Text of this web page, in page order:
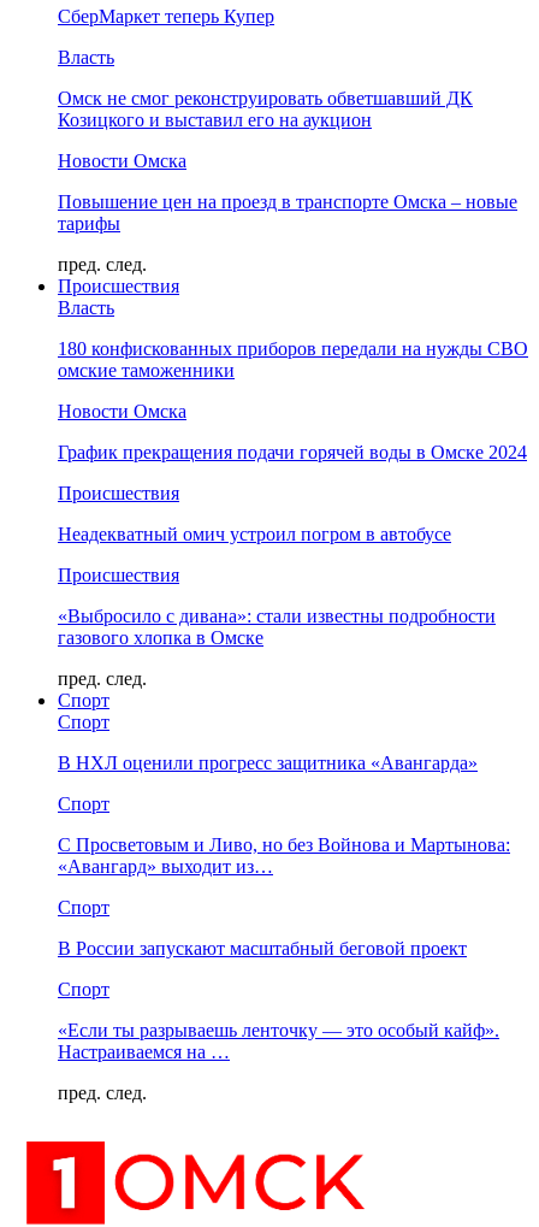
СберМаркет теперь Купер
Власть
Омск не смог реконструировать обветшавший ДК
Козицкого и выставил его на аукцион
Новости Омска
Повышение цен на проезд в транспорте Омска – новые
тарифы
пред. след.
Происшествия
Власть
180 конфискованных приборов передали на нужды СВО
омские таможенники
Новости Омска
График прекращения подачи горячей воды в Омске 2024
Происшествия
Неадекватный омич устроил погром в автобусе
Происшествия
«Выбросило с дивана»: стали известны подробности
газового хлопка в Омске
пред. след.
Спорт
Спорт
В НХЛ оценили прогресс защитника «Авангарда»
Спорт
С Просветовым и Ливо, но без Войнова и Мартынова:
«Авангард» выходит из…
Спорт
В России запускают масштабный беговой проект
Спорт
«Если ты разрываешь ленточку — это особый кайф».
Настраиваемся на …
пред. след.